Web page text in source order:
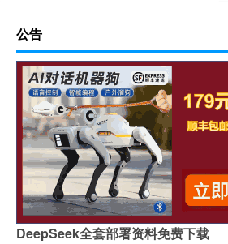
公告
DeepSeek全套部署资料免费下载